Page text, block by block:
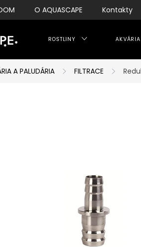
O AQUASCAPE Kontakty
ROSTLINY
A PALUDÁRIA FILTRACE